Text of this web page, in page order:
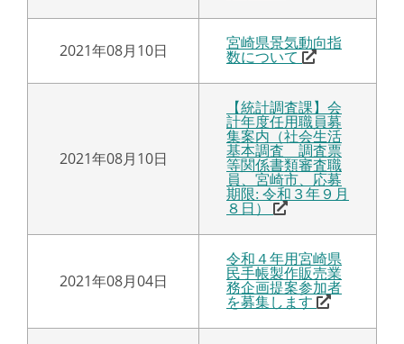
2021年08月10日
宮崎県景気動向指
数について
2021年08月10日
【統計調査課】会
計年度任用職員募
集案内（社会生活
基本調査 調査票
等関係書類審査職
員、宮崎市、応募
期限: 令和３年９月
８日）
2021年08月04日
令和４年用宮崎県
民手帳製作販売業
務企画提案参加者
を募集します